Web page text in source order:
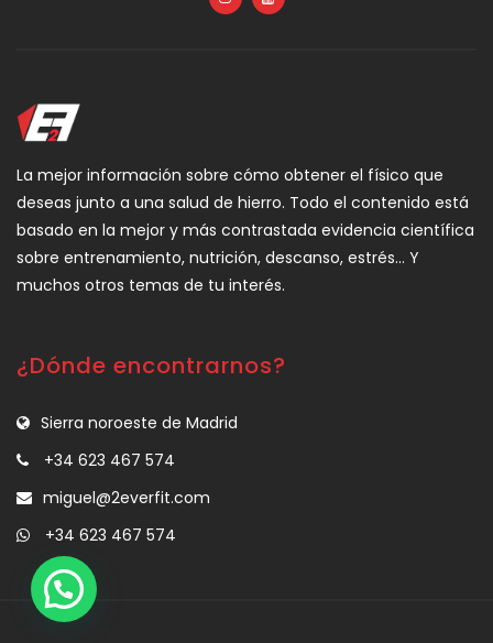
La mejor información sobre cómo obtener el físico que
deseas junto a una salud de hierro. Todo el contenido está
basado en la mejor y más contrastada evidencia científica
sobre entrenamiento, nutrición, descanso, estrés… Y
muchos otros temas de tu interés.
¿Dónde encontrarnos?
Sierra noroeste de Madrid
+34 623 467 574
miguel@2everfit.com
+34 623 467 574